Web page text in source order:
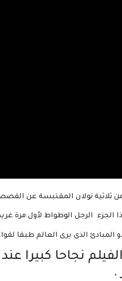
من ثلاثية نولان المقتبسة عن
الجزء الرجل الوطواط لأول مرة
المبادئ الذى يرى العالم طبقا
.